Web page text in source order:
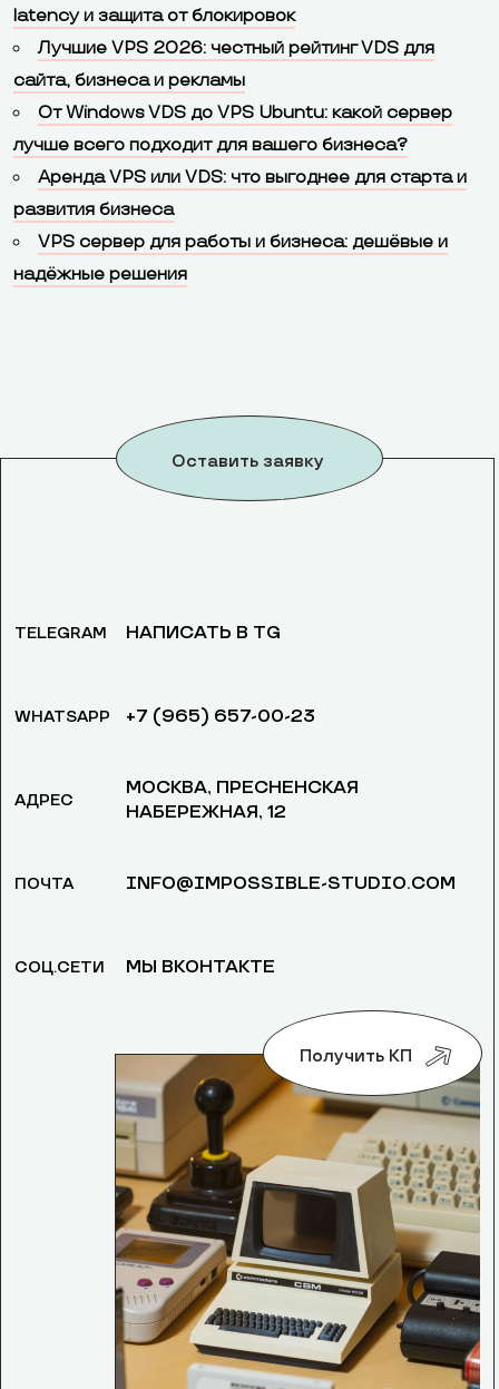
latency и защита от блокировок
Лучшие VPS 2026: честный рейтинг VDS для
сайта, бизнеса и рекламы
От Windows VDS до VPS Ubuntu: какой сервер
лучше всего подходит для вашего бизнеса?
Аренда VPS или VDS: что выгоднее для старта и
развития бизнеса
VPS сервер для работы и бизнеса: дешёвые и
надёжные решения
Оставить заявку
TELEGRAM
WHATSAPP
АДРЕС
ПОЧТА
СОЦ.СЕТИ
НАПИСАТЬ В TG
+7 (965) 657-00-23
МОСКВА, ​ПРЕСНЕНСКАЯ
НАБЕРЕЖНАЯ, 12
INFO@IMPOSSIBLE-STUDIO.COM
МЫ ВКОНТАКТЕ
Получить КП